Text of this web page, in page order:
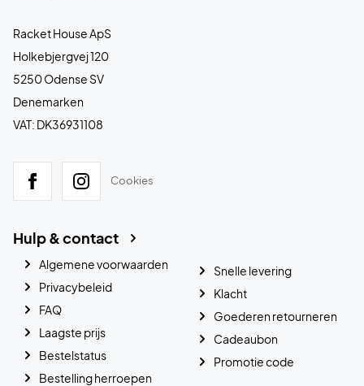
Racket House ApS
Holkebjergvej 120
5250 Odense SV
Denemarken
VAT: DK36931108
Cookies
Hulp & contact
Algemene voorwaarden
Privacybeleid
FAQ
Laagste prijs
Bestelstatus
Bestelling herroepen
Snelle levering
Klacht
Goederen retourneren
Cadeaubon
Promotie code